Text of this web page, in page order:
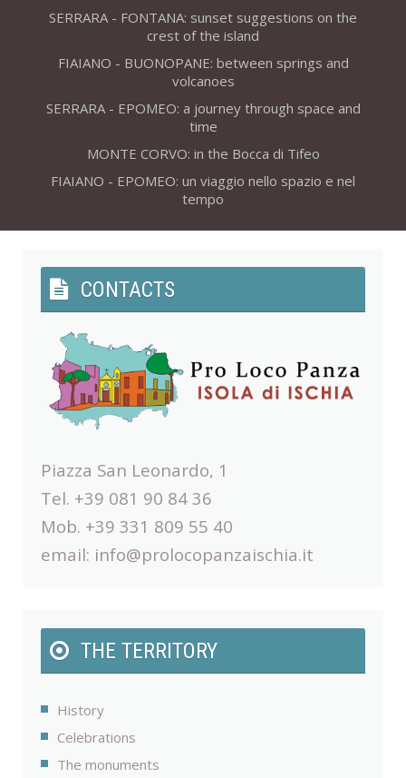
SERRARA - FONTANA: sunset suggestions on the
crest of the island
FIAIANO - BUONOPANE: between springs and
volcanoes
SERRARA - EPOMEO: a journey through space and
time
MONTE CORVO: in the Bocca di Tifeo
FIAIANO - EPOMEO: un viaggio nello spazio e nel
tempo
CONTACTS
Piazza San Leonardo, 1
Tel. +39 081 90 84 36
Mob. +39 331 809 55 40
email: info@prolocopanzaischia.it
THE TERRITORY
History
Celebrations
The monuments